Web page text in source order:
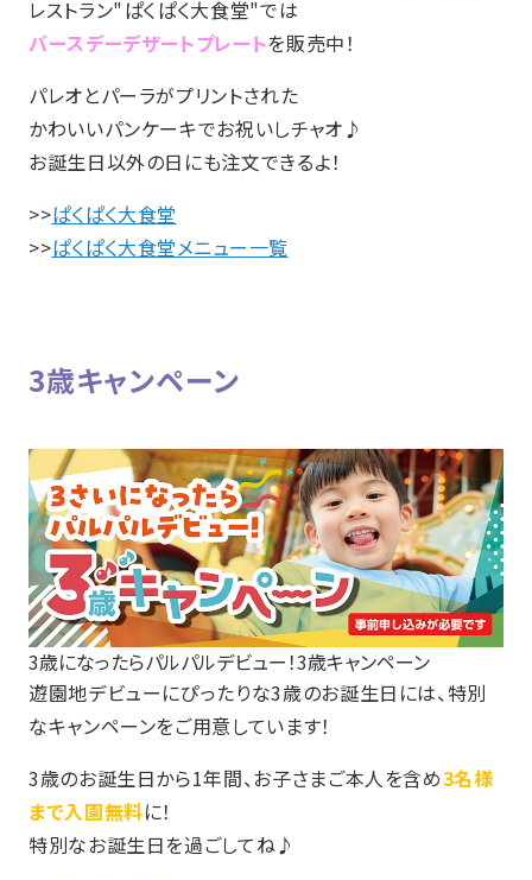
レストラン"ぱくぱく大食堂"では
バースデーデザートプレートを販売中！
パレオとパーラがプリントされた
かわいいパンケーキでお祝いしチャオ♪
お誕生日以外の日にも注文できるよ！
>>ぱくぱく大食堂
>>ぱくぱく大食堂メニュー一覧
3歳キャンペーン
3歳になったらパルパルデビュー！3歳キャンペーン
遊園地デビューにぴったりな3歳のお誕生日には、特別
なキャンペーンをご用意しています！
3歳のお誕生日から1年間、お子さまご本人を含め3名様
まで入園無料に！
特別なお誕生日を過ごしてね♪